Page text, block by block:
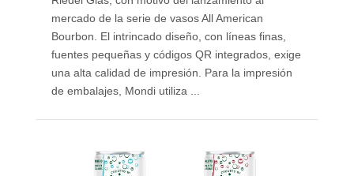
mercado de la serie de vasos All American
Bourbon. El intrincado diseño, con líneas finas,
fuentes pequeñas y códigos QR integrados, exige
una alta calidad de impresión. Para la impresión
de embalajes, Mondi utiliza ...